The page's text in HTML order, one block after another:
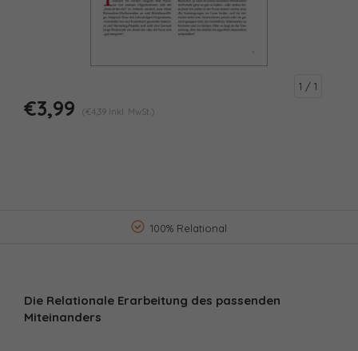
1 / 1
€3,99 (€4,39 Inkl. MwSt.)
100% Relational
Die Relationale Erarbeitung des passenden
Miteinanders